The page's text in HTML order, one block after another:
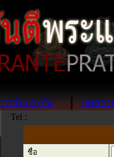
ารรับประกัน บทควา
Tel :
ชื่อ